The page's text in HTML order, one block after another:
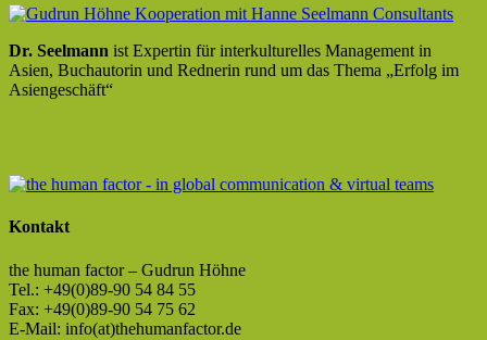
Dr. Seelmann ist Expertin für interkulturelles Management in
Asien, Buchautorin und Rednerin rund um das Thema „Erfolg im
Asiengeschäft“
Kontakt
the human factor – Gudrun Höhne
Tel.: +49(0)89-90 54 84 55
Fax: +49(0)89-90 54 75 62
E-Mail: info(at)thehumanfactor.de